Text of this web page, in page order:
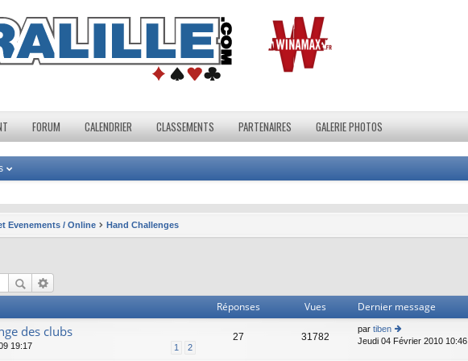
FORUM CALENDRIER CLASSEMENTS PARTENAIRES GALERIE PHOTOS
Evenements / Online Hand Challenges
Réponses Vues Dernier message
des clubs
1 2
19:17
27 31782
par tiben
o
Jeudi 04 Février 2010 10:46